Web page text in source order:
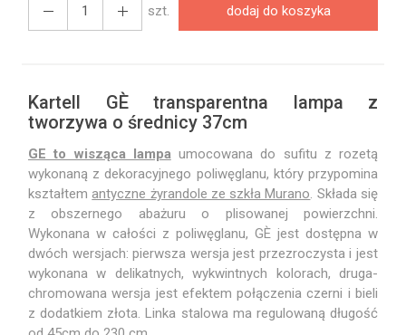
szt. dodaj do koszyka
Kartell GÈ transparentna lampa z
tworzywa o średnicy 37cm
GE to wisząca lampaumocowana do sufitu z rozetą
wykonaną z dekoracyjnego poliwęglanu, który przypomina
kształtem antyczne żyrandole ze szkła Murano. Składa się
z obszernego abażuru o plisowanej powierzchni.
Wykonana w całości z poliwęglanu, GÈ jest dostępna w
dwóch wersjach: pierwsza wersja jest przezroczysta i jest
wykonana w delikatnych, wykwintnych kolorach, druga-
chromowana wersja jest efektem połączenia czerni i bieli
z dodatkiem złota. Linka stalowa ma regulowaną długość